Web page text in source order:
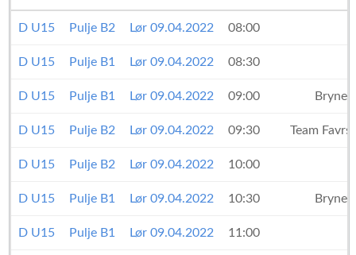
D U15 Pulje B2 Lør 09.04.2022 08:00
D U15 Pulje B1 Lør 09.04.2022 08:30
D U15 Pulje B1 Lør 09.04.2022 09:00 Bryne
D U15 Pulje B2 Lør 09.04.2022 09:30 Team
D U15 Pulje B2 Lør 09.04.2022 10:00
D U15 Pulje B1 Lør 09.04.2022 10:30 Bryne
D U15 Pulje B1 Lør 09.04.2022 11:00